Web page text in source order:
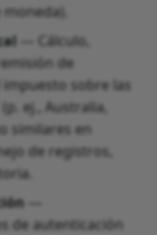
— Cálculo,
de
sobre las
(p. ej., Australia,
similares en
de registros,
de autenticación